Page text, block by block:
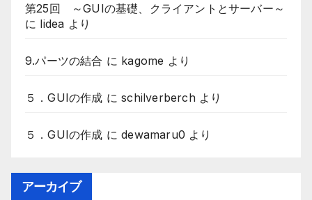
第25回 ～GUIの基礎、クライアントとサーバー～
に lidea より
9.パーツの結合 に kagome より
５．GUIの作成 にschilverberchより
５．GUIの作成 にdewamaru0 より
アーカイブ